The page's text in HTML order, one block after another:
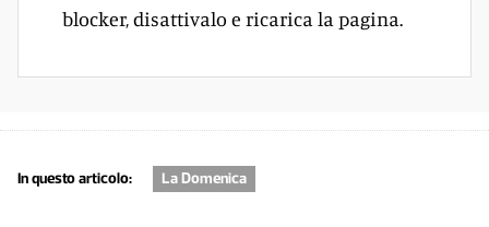
blocker, disattivalo e ricarica la pagina.
In questo articolo: La Domenica